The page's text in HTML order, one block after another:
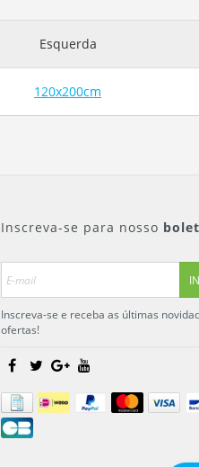
Esquerda
120x200cm
Inscreva-se para nosso
Inscreva-se e receba as últimas
ofertas!